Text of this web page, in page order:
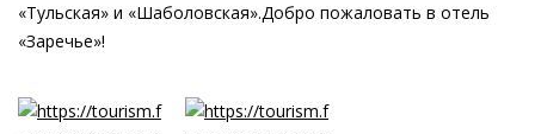
«Тульская» и «Шаболовская».Добро пожаловать в отель
«Заречье»!